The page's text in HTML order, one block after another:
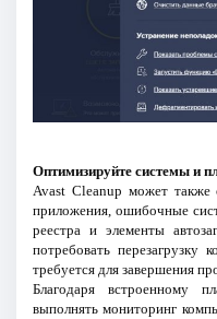
Оптимизируйте системы и
Avast Cleanup может также
приложения, ошибочные
реестра и элементы
потребовать перезагрузку
требуется для завершения
Благодаря встроенному
выполнять мониторинг